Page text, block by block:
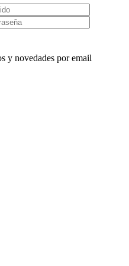
y novedades por email